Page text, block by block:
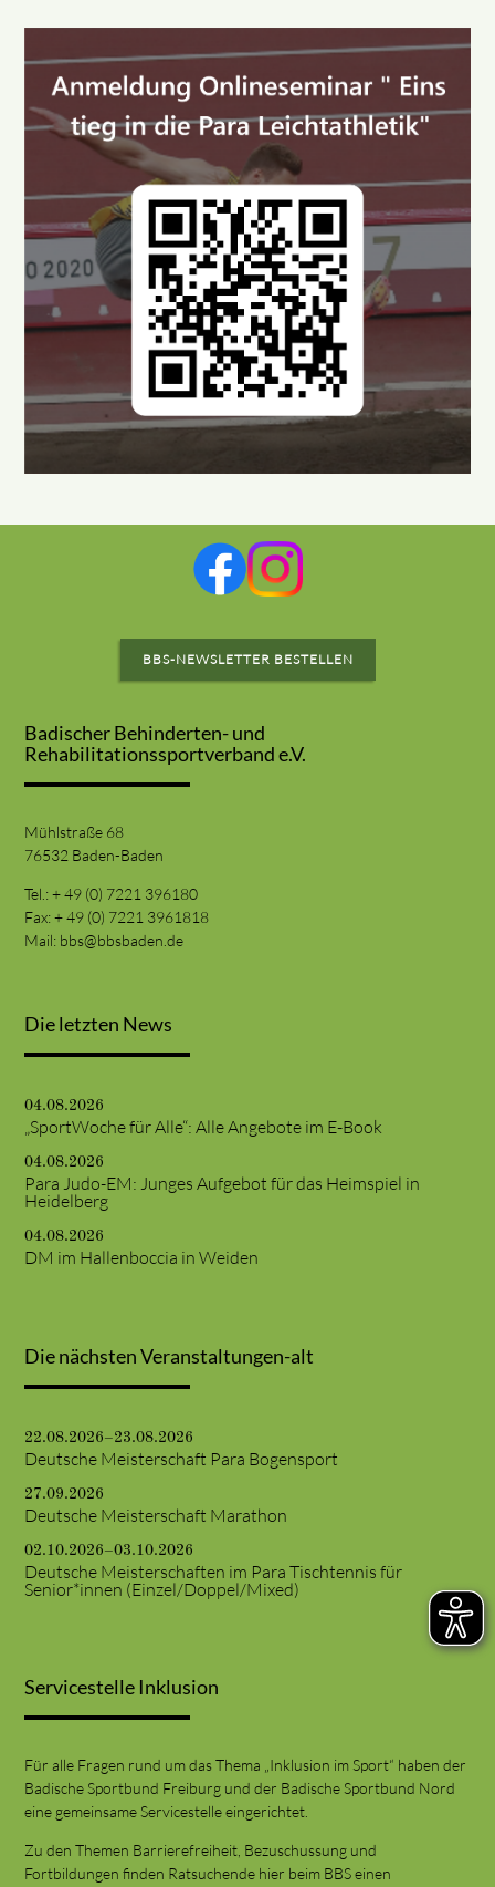
BBS-NEWSLETTER BESTELLEN
Badischer Behinderten- und
Rehabilitationssportverband e.V.
Mühlstraße 68
76532 Baden-Baden
Tel.: + 49 (0) 7221 396180
Fax: + 49 (0) 7221 3961818
Mail: bbs@bbsbaden.de
Die letzten News
04.08.2026
„SportWoche für Alle“: Alle Angebote im E-Book
04.08.2026
Para Judo-EM: Junges Aufgebot für das Heimspiel in
Heidelberg
04.08.2026
DM im Hallenboccia in Weiden
Die nächsten Veranstaltungen-alt
22.08.2026–23.08.2026
Deutsche Meisterschaft Para Bogensport
27.09.2026
Deutsche Meisterschaft Marathon
02.10.2026–03.10.2026
Deutsche Meisterschaften im Para Tischtennis für
Senior*innen (Einzel/Doppel/Mixed)
Servicestelle Inklusion
Für alle Fragen rund um das Thema „Inklusion im Sport“ haben der
Badische Sportbund Freiburg und der Badische Sportbund Nord
eine gemeinsame Servicestelle eingerichtet.
Zu den Themen Barrierefreiheit, Bezuschussung und
Fortbildungen finden Ratsuchende hier beim BBS einen